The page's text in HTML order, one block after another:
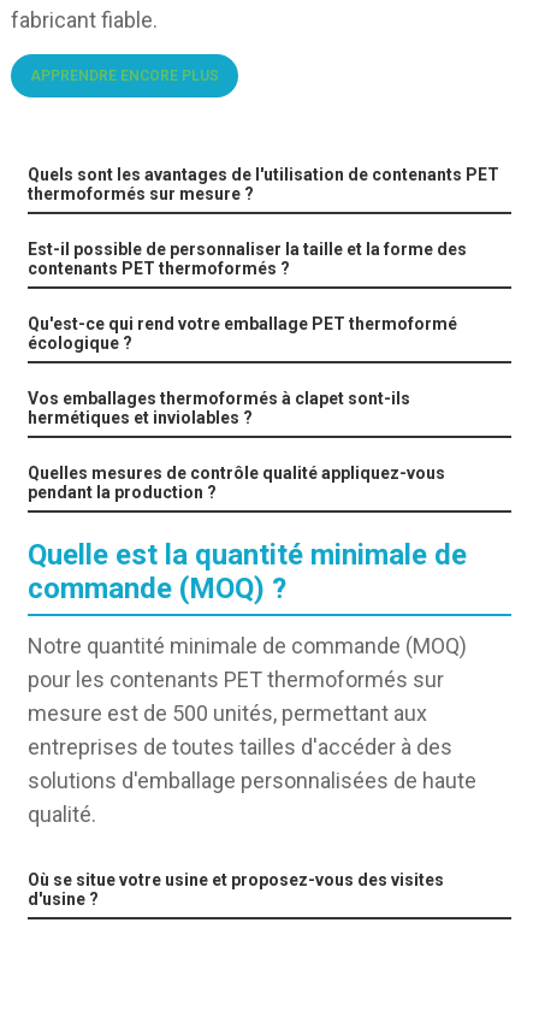
fabricant fiable.
APPRENDRE ENCORE PLUS
Quels sont les avantages de l'utilisation de contenants PET
thermoformés sur mesure ?
Est-il possible de personnaliser la taille et la forme des
contenants PET thermoformés ?
Qu'est-ce qui rend votre emballage PET thermoformé
écologique ?
Vos emballages thermoformés à clapet sont-ils
hermétiques et inviolables ?
Quelles mesures de contrôle qualité appliquez-vous
pendant la production ?
Quelle est la quantité minimale de
commande (MOQ) ?
Notre quantité minimale de commande (MOQ)
pour les contenants PET thermoformés sur
mesure est de 500 unités, permettant aux
entreprises de toutes tailles d'accéder à des
solutions d'emballage personnalisées de haute
qualité.
Où se situe votre usine et proposez-vous des visites
d'usine ?